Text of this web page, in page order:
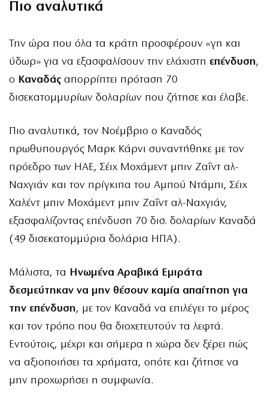
Πιο αναλυτικά
Την ώρα που όλα τα κράτη προσφέρουν «γη και
ύδωρ» για να εξασφαλίσουν την ελάχιστη επένδυση,
ο Καναδάς απορρίπτει πρόταση 70
δισεκατομμυρίων δολαρίων που ζήτησε και έλαβε.
Πιο αναλυτικά, τον Νοέμβριο ο Καναδός
πρωθυπουργός Μαρκ Κάρνι συναντήθηκε με τον
πρόεδρο των ΗΑΕ, Σέιχ Μοχάμεντ μπιν Ζαΐντ αλ-
Ναχγιάν και τον πρίγκιπα του Αμπού Ντάμπι, Σέιχ
Χαλέντ μπιν Μοχάμεντ μπιν Ζαΐντ αλ-Ναχγιάν,
εξασφαλίζοντας επένδυση 70 δισ. δολαρίων Καναδά
(49 δισεκατομμύρια δολάρια ΗΠΑ).
Μάλιστα, τα Ηνωμένα Αραβικά Εμιράτα
δεσμεύτηκαν να μην θέσουν καμία απαίτηση για
την επένδυση, με τον Καναδά να επιλέγει το μέρος
και τον τρόπο που θα διοχετευτούν τα λεφτά.
Εντούτοις, μέχρι και σήμερα η χώρα δεν ξέρει πώς
να αξιοποιήσει τα χρήματα, οπότε και ζήτησε να
μην προχωρήσει η συμφωνία.